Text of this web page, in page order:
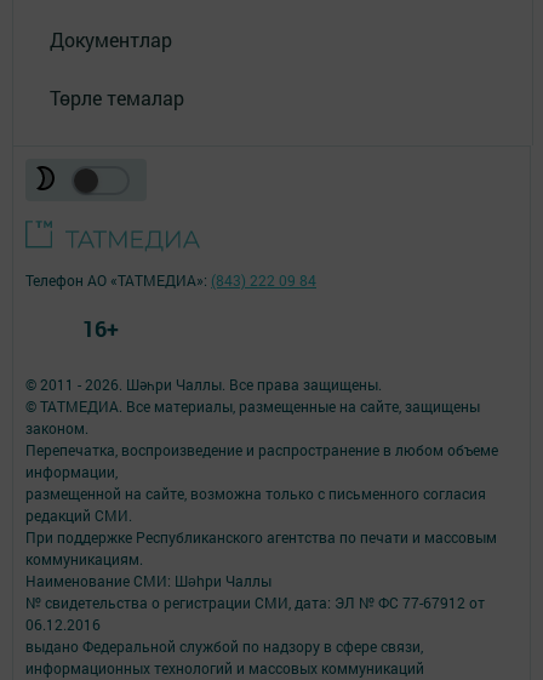
Документлар
Төрле темалар
© 2011 - 2026. Шәһри Чаллы. Все права защищены.
© ТАТМЕДИА. Все материалы, размещенные на сайте, защищены
законом.
Перепечатка, воспроизведение и распространение в любом объеме
информации,
размещенной на сайте, возможна только с письменного согласия
редакций СМИ.
При поддержке Республиканского агентства по печати и массовым
коммуникациям.
Наименование СМИ: Шəhри Чаллы
№ свидетельства о регистрации СМИ, дата: ЭЛ № ФС 77-67912 от
06.12.2016
выдано Федеральной службой по надзору в сфере связи,
информационных технологий и массовых коммуникаций
Телефон АО «ТАТМЕДИА»: (843) 222 09 84
16+